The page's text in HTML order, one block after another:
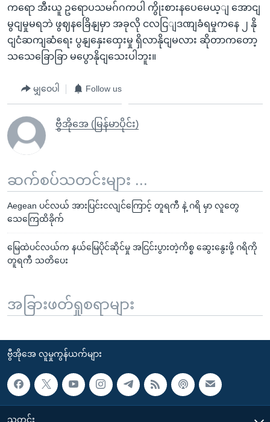
ကရော အီးယူ ဥရောပသမဂ်ဂကပါ ကွိုးစားနပေမေယ့ျ အောငျ
မွငျမှုမရဘဲ ဖွဈနခြေိနျမှာ အခုလို ငလငြျဒဏျခံရမှုကနေ ၂ နို
ငျငံဆကျဆံရေး ပွနျနှေးထှေးမှု ရှိလာနိုငျမလား ဆိုတာကတော့
သသေခြောခြာ မပွောနိုငျသေးပါဘူး။
မျှဝေပါ Follow us
ဗွီအိုအေ (မြန်မာပိုင်း)
ဆက်စပ်သတင်းများ ...
Aegean ပင်လယ် အားပြင်းငလျင်ကြောင့် တူရကီ နဲ့ ဂရိ မှာ လူတွေ
သေကြေထိခိုက်
မြေထဲပင်လယ်က နယ်မြေပိုင်ဆိုင်မှု အငြင်းပွားတဲ့ကိစ္စ ဆွေးနွေးဖို့ ဂရိကို
တူရကီ သတိပေး
အခြားဖတ်ရှုစရာများ
ဗွီအိုအေ လူမှုကွန်ယက်များ
သတင်း